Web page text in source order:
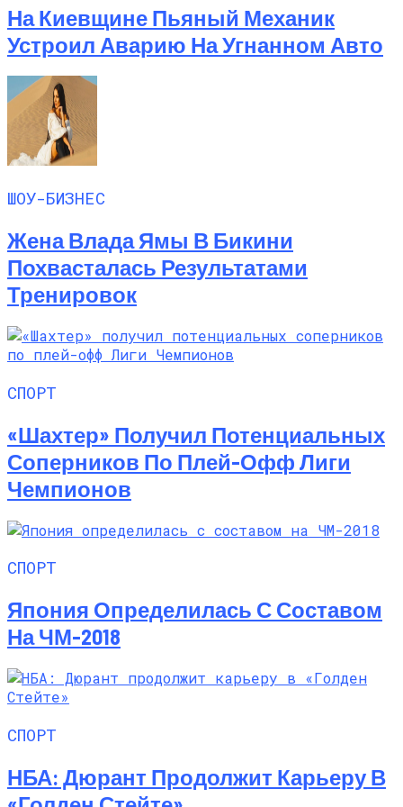
На Киевщине Пьяный Механик
Устроил Аварию На Угнанном Авто
ШОУ-БИЗНЕС
Жена Влада Ямы В Бикини
Похвасталась Результатами
Тренировок
СПОРТ
«Шахтер» Получил Потенциальных
Соперников По Плей-Офф Лиги
Чемпионов
СПОРТ
Япония Определилась С Составом
На ЧМ-2018
СПОРТ
НБА: Дюрант Продолжит Карьеру В